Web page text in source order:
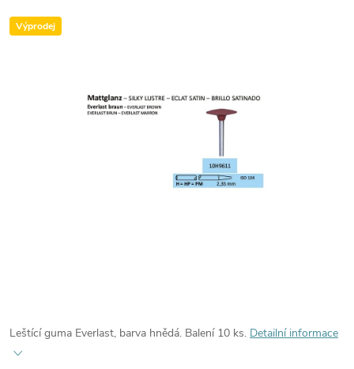
Výprodej
Leštící guma Everlast, barva hnědá. Balení 10 ks. Detailní informace